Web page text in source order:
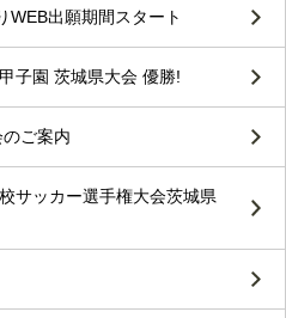
WEB出願期間スタート
子園 茨城県大会 優勝!
のご案内
サッカー選手権大会茨城県